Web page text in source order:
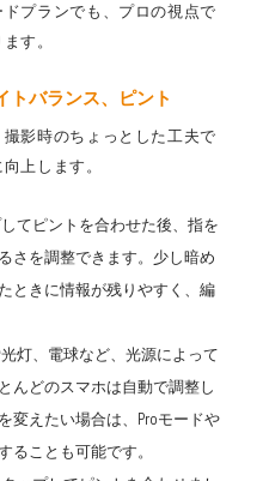
プランでも、プロの視点で
す。
トバランス、ピント
影時のちょっとした工夫で
上します。
てピントを合わせた後、指を
さを調整できます。少し暗め
ときに情報が残りやすく、編
灯、電球など、光源によって
んどのスマホは自動で調整し
変えたい場合は、Proモードや
ることも可能です。